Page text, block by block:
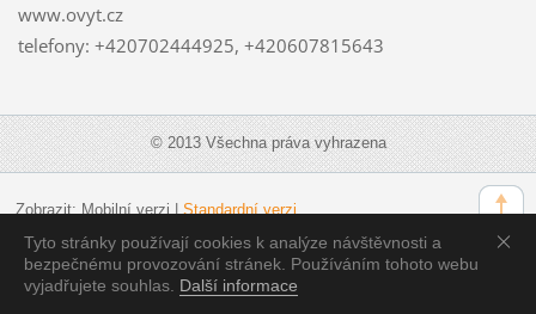
Tyto stránky používají cookies k analýze návštěvnosti a
bezpečnému provozování stránek. Používáním tohoto webu
vyjadřujete souhlas. Další informace
www.ovyt.cz
telefony: +420702444925, +420607815643
© 2013 Všechna práva vyhrazena
Zobrazit: Mobilní verzi Standardní verzi